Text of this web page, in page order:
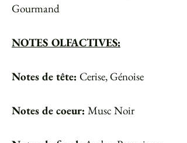
Gourmand
NOTES OLFACTIVES:
Notes de tête: Cerise, Génoise
Notes de coeur: Musc Noir